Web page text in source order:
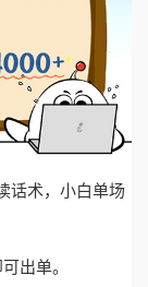
话术，小白单场
出单。